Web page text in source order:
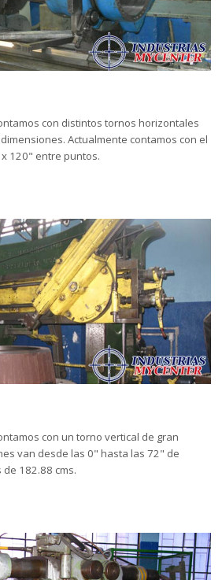
con distintos tornos horizontales
Actualmente contamos con el
120" entre puntos.
con un torno vertical de gran
van desde las 0" hasta las 72" de
182.88 cms.